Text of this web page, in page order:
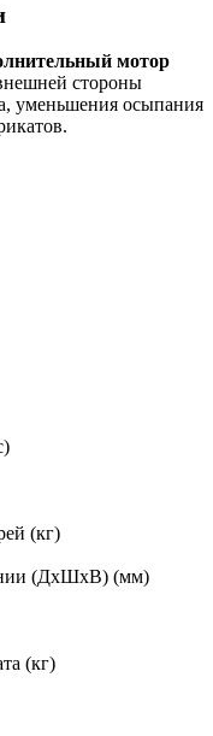
мотор
стороны
уменьшения осыпания
(кг)
(ДxШxВ) (мм)
(кг)